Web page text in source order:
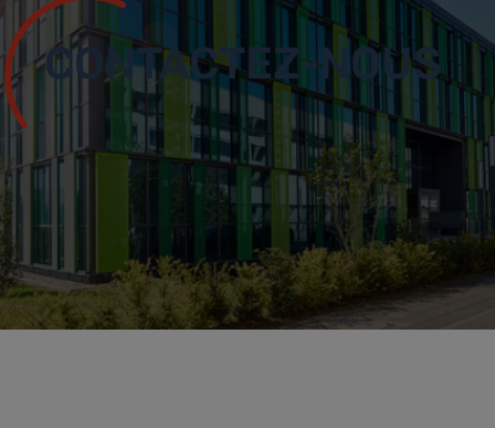
CONTACTEZ-NOUS